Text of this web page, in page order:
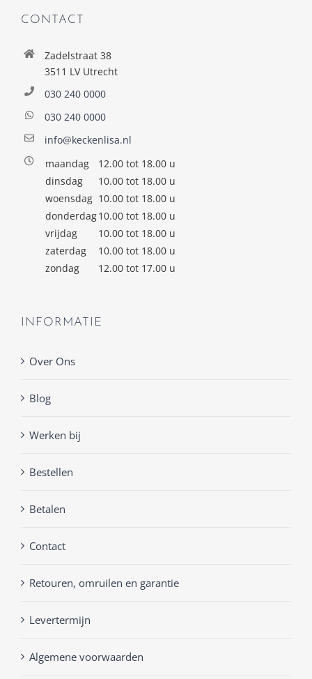
CONTACT
Zadelstraat 38
3511 LV Utrecht
030 240 0000
030 240 0000
info@keckenlisa.nl
maandag
12.00 tot 18.00 u
dinsdag
10.00 tot 18.00 u
woensdag 10.00 tot 18.00 u
donderdag10.00 tot 18.00 u
vrijdag
10.00 tot 18.00 u
zaterdag
10.00 tot 18.00 u
zondag
12.00 tot 17.00 u
INFORMATIE
Over Ons
Blog
Werken bij
Bestellen
Betalen
Contact
Retouren, omruilen en garantie
Levertermijn
Algemene voorwaarden